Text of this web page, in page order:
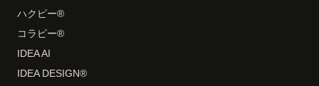
ハクピー®
コラピー®
IDEA AI
IDEA DESIGN®